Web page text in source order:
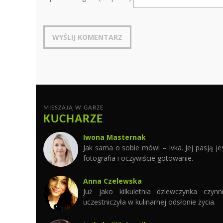
MIESZAJĄ W GARZE
KUCHARZE
Iwona Masternak
Jak sama o sobie mówi – Ivka. Jej pasją
fotografia i oczywiście gotowanie.
Anna Czelewska
Już jako kilkuletnia dziewczynka
uczestniczyła w kulinarnej odsłonie życia.